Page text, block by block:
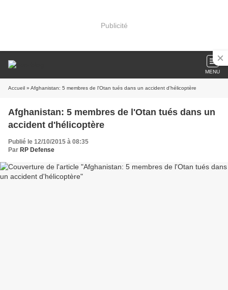
Publicité
MENU
Accueil » Afghanistan: 5 membres de l'Otan tués dans un accident d'hélicoptère
Afghanistan: 5 membres de l'Otan tués dans un
accident d'hélicoptère
Publié le 12/10/2015 à 08:35
Par RP Defense